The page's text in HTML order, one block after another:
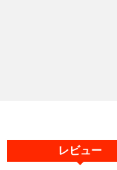
レビュー